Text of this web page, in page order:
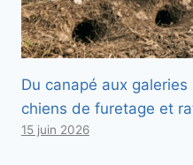
Du canapé aux galeries
chiens de furetage et
15 juin 2026